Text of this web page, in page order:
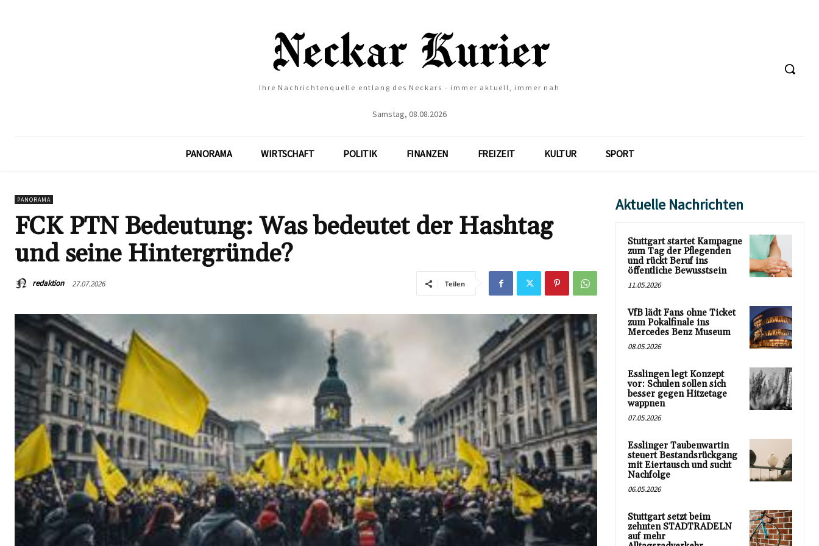
Ihre Nachrichtenquelle entlang des Neckars - immer aktuell, immer nah
Samstag, 08.08.2026
PANORAMA WIRTSCHAFT POLITIK FINANZEN FREIZEIT KULTUR SPORT
PANORAMA
FCK PTN Bedeutung: Was bedeutet der Hashtag
und seine Hintergründe?
redaktion 27.07.2026 Teilen
Aktuelle Nachrichten
Stuttgart startet Kampagne
zum Tag der Pflegenden
und rückt Beruf ins
öffentliche Bewusstsein
11.05.2026
VfB lädt Fans ohne Ticket
zum Pokalfinale ins
Mercedes Benz Museum
08.05.2026
Esslingen legt Konzept
vor: Schulen sollen sich
besser gegen Hitzetage
wappnen
07.05.2026
Esslinger Taubenwartin
steuert Bestandsrückgang
mit Eiertausch und sucht
Nachfolge
06.05.2026
Stuttgart setzt beim
zehnten STADTRADELN
auf mehr